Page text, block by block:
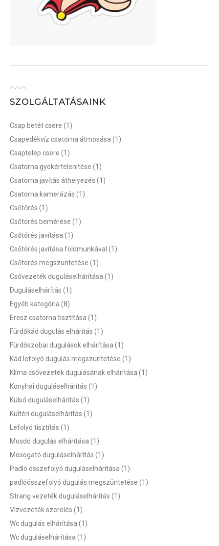
SZOLGÁLTATÁSAINK
Csap betét csere (1)
Csapedékvíz csatorna átmosása (1)
Csaptelep csere (1)
Csatorna gyökértelenítése (1)
Csatorna javítás áthelyezés (1)
Csatorna kamerázás (1)
Csőtőrés (1)
Csőtörés bemérése (1)
Csőtörés javítása (1)
Csőtörés javítása földmunkával (1)
Csőtörés megszüntetése (1)
Csővezeték duguláselhárítása (1)
Duguláselhárítás (1)
Egyéb kategória (8)
Eresz csatorna tisztítása (1)
Fürdőkád dugulás elhárítás (1)
Fürdőszobai dugulások elhárítása (1)
Kád lefolyó dugulás megszüntetése (1)
Klíma csővezeték dugulásának elhárítása (1)
Konyhai duguláselhárítás (1)
Külső duguláselhárítás (1)
Kültéri duguláselhárítás (1)
Lefolyó tisztítás (1)
Mosdó dugulás elhárítása (1)
Mosogató duguláselhárítás (1)
Padló összefolyó duguláselhárítása (1)
padlóösszefolyó dugulás megszüntetése (1)
Strang vezeték duguláselhárítás (1)
Vízvezeték szerelés (1)
Wc dugulás elhárítása (1)
Wc duguláselhárítása (1)